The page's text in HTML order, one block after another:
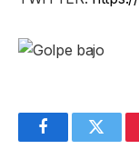
Facebook